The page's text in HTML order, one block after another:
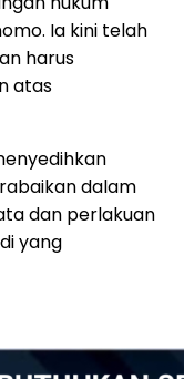
Ia kini telah
harus
atas
dalam
dan perlakuan
yang